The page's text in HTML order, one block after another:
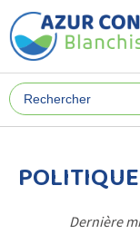
Dernière
Panneau de gestion